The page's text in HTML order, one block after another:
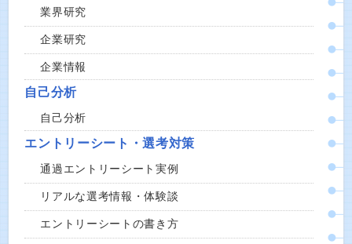
業界研究
企業研究
企業情報
自己分析
自己分析
エントリーシート・選考対策
通過エントリーシート実例
リアルな選考情報・体験談
エントリーシートの書き方